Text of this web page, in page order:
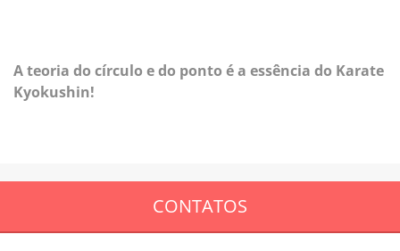
A teoria do círculo e do ponto é a essência do Karate
Kyokushin!
CONTATOS